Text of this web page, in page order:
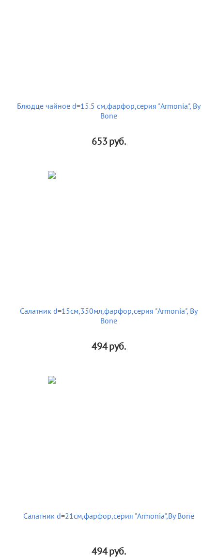
Блюдце чайное d=15.5 cм,фарфор,серия "Armonia", By
Bone
653руб.
Салатник d=15см,350мл,фарфор,серия "Armonia", By
Bone
494руб.
Салатник d=21см,фарфор,серия "Armonia",By Bone
494руб.